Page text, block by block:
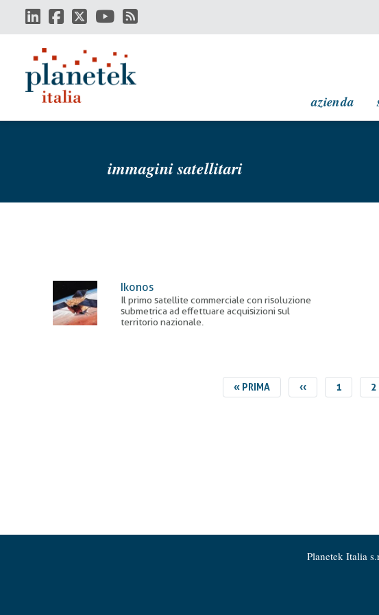
contenuto
azienda
immagini satellitari
Ikonos
Il primo satellite commerciale con risoluzione
submetrica ad effettuare acquisizioni sul
territorio nazionale.
PRIMA
« PRIMA
PAGINA
‹‹ PAGINA
1 2
Planetek Italia